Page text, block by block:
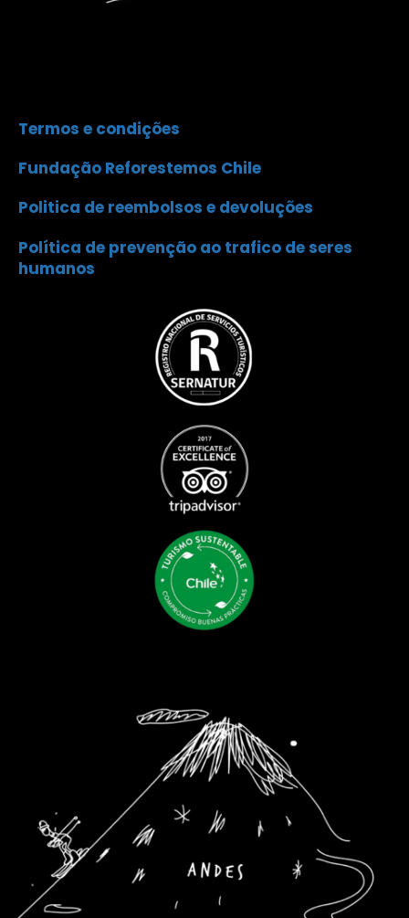
Termos e condições
Fundação Reforestemos Chile
Politica de reembolsos e devoluções
Política de prevenção ao trafico de seres
humanos